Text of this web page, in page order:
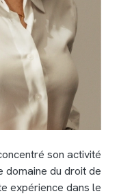
son activité
domaine du droit de
expérience dans le